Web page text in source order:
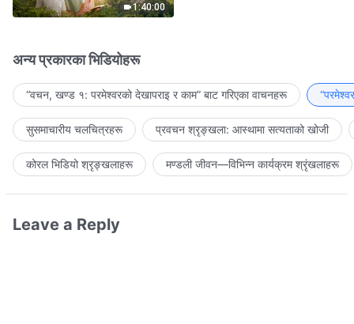
1:40:00
अन्य प्रकारका भिडियोहरू
“वचन, खण्ड १: परमेश्‍वरको देखापराइ र काम” बाट गरिएका वाचनहरू
सुसमाचारीय चलचित्रहरू प्रवचन श्रृङ्खला: आस्थामा सत्यताको खोजी
कोरल भिडियो श्रृङ्खलाहरू मण्डली जीवन—विभिन्‍न कार्यक्रम श्रृंखलाहरू
Leave a Reply